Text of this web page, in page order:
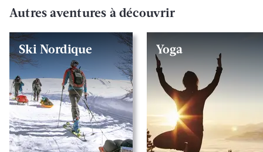
Autres aventures à découvrir
Ski Nordique Yoga